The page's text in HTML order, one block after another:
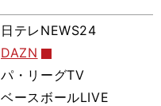
日テレNEWS24
DAZN
パ・リーグTV
ベースボールLIVE